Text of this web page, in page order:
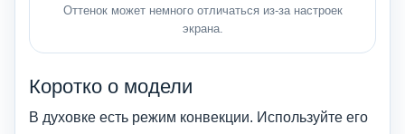
Оттенок может немного отличаться из-за настроек
экрана.
Коротко о модели
В духовке есть режим конвекции. Используйте его